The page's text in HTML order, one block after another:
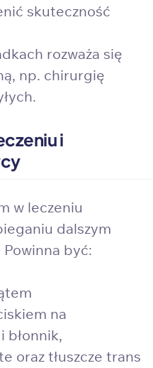
skuteczność
rozważa się
np. chirurgię
i
w leczeniu
dalszym
być:
na
i błonnik,
oraz tłuszcze trans